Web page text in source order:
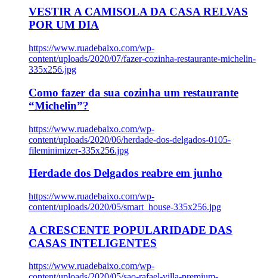
VESTIR A CAMISOLA DA CASA RELVAS
POR UM DIA
https://www.ruadebaixo.com/wp-
content/uploads/2020/07/fazer-cozinha-restaurante-michelin-
335x256.jpg
Como fazer da sua cozinha um restaurante
“Michelin”?
https://www.ruadebaixo.com/wp-
content/uploads/2020/06/herdade-dos-delgados-0105-
fileminimizer-335x256.jpg
Herdade dos Delgados reabre em junho
https://www.ruadebaixo.com/wp-
content/uploads/2020/05/smart_house-335x256.jpg
A CRESCENTE POPULARIDADE DAS
CASAS INTELIGENTES
https://www.ruadebaixo.com/wp-